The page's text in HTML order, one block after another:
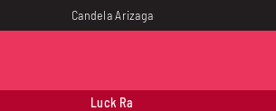
Candela Arizaga
Luck Ra